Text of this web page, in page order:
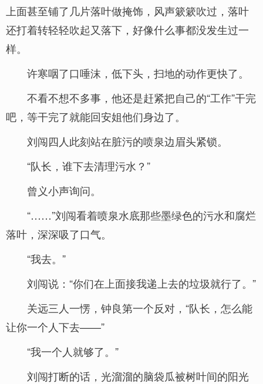
上面甚至铺了几片落叶做掩饰，风声簌簌吹过，落叶
还打着转轻轻吹起又落下，好像什么事都没发生过一
样。
许寒咽了口唾沫，低下头，扫地的动作更快了。
不看不想不多事，他还是赶紧把自己的“工作”干完
吧，等干完了就能回安姐他们身边了。
刘闯四人此刻站在脏污的喷泉边眉头紧锁。
“队长，谁下去清理污水？”
曾义小声询问。
“……”刘闯看着喷泉水底那些墨绿色的污水和腐烂
落叶，深深吸了口气。
“我去。”
刘闯说：“你们在上面接我递上去的垃圾就行了。”
关远三人一愣，钟良第一个反对，“队长，怎么能
让你一个人下去——”
“我一个人就够了。”
刘闯打断的话，光溜溜的脑袋瓜被树叶间的阳光